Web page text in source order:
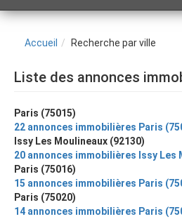
Accueil Recherche par ville
Liste des annonces
Paris (75015)
22 annonces immobilières Paris
Issy Les Moulineaux (92130)
20 annonces immobilières Issy Les
Paris (75016)
15 annonces immobilières Paris
Paris (75020)
14 annonces immobilières Paris